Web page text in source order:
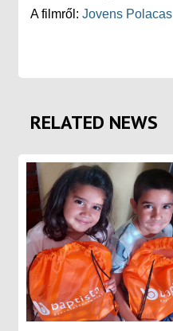
A filmről: Jovens Polacas
RELATED NEWS